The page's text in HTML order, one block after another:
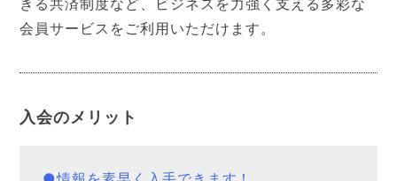
会員サービスをご利用いただけます。
入会のメリット